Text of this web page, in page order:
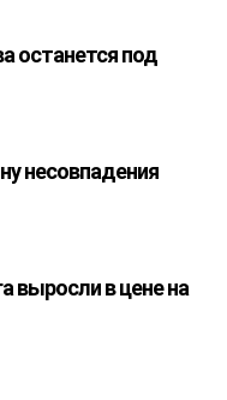
останется под
несовпадения
выросли в цене на